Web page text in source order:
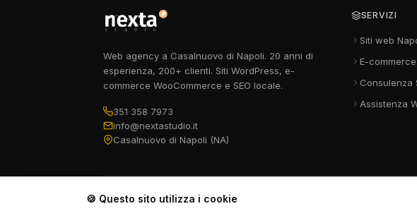
Web agency a Casalnuovo di Napoli. 20 anni di
esperienza, 200+ clienti. Siti WordPress, e-
commerce WooCommerce e SEO locale.
351 358 7973
info@nextastudio.it
Casalnuovo di Napoli (NA)
SERVIZI
Siti web
E-
Consulenza
Assistenza
Nexta Studio di Mario D'Angelo · Viale dei Tigli 19 · Casalnuovo di Napoli (NA)
🍪 Questo sito utilizza i cookie